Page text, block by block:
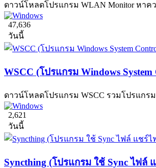
ดาวน์โหลดโปรแกรม WLAN Monitor หาค
47,636
วันนี้
WSCC (โปรแกรม Windows
ดาวน์โหลดโปรแกรม WSCC รวมโปรแกร
2,621
วันนี้
Syncthing (โปรแกรม ใช้ Sync ไฟล์